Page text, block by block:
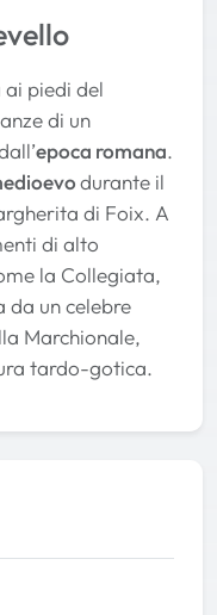
ai piedi del
di un
epoca romana.
durante il
di Foix. A
di alto
la Collegiata,
da un celebre
Marchionale,
tardo-gotica.